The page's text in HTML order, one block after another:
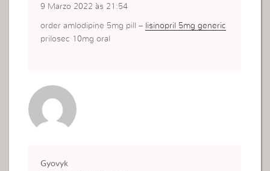
9 Marzo 2022 às 21:54
order amlodipine 5mg pill – lisinopril 5mg generic
prilosec 10mg oral
Gyovyk